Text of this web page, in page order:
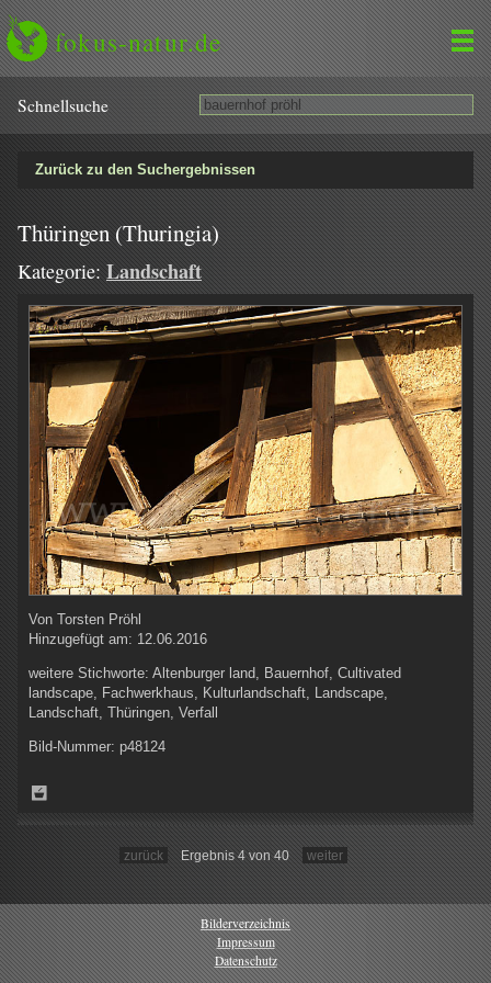
fokus-natur.de
Schnell­suche
Zurück zu den Suchergebnissen
Thüringen (Thuringia)
Kategorie: Landschaft
Von Torsten Pröhl
Hinzugefügt am: 12.06.2016
weitere Stichworte: Altenburger land, Bauernhof, Cultivated
landscape, Fachwerkhaus, Kulturlandschaft, Landscape,
Landschaft, Thüringen, Verfall
Bild-Nummer: p48124
zurück Ergebnis 4 von 40 weiter
Bilderverzeichnis
Impressum
Datenschutz